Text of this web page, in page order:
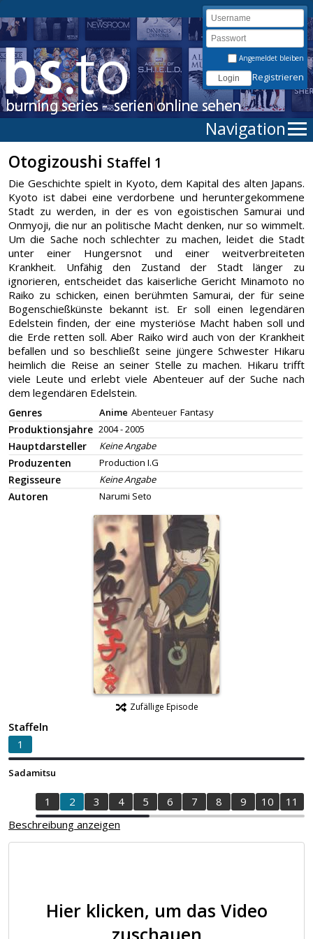
Angemeldet bleiben
Registrieren
Navigation
Otogizoushi Staffel 1
Die Geschichte spielt in Kyoto, dem Kapital des alten Japans.
Kyoto ist dabei eine verdorbene und heruntergekommene
Stadt zu werden, in der es von egoistischen Samurai und
Onmyoji, die nur an politische Macht denken, nur so wimmelt.
Um die Sache noch schlechter zu machen, leidet die Stadt
unter einer Hungersnot und einer weitverbreiteten
Krankheit. Unfähig den Zustand der Stadt länger zu
ignorieren, entscheidet das kaiserliche Gericht Minamoto no
Raiko zu schicken, einen berühmten Samurai, der für seine
Bogenschießkünste bekannt ist. Er soll einen legendären
Edelstein finden, der eine mysteriöse Macht haben soll und
die Erde retten soll. Aber Raiko wird auch von der Krankheit
befallen und so beschließt seine jüngere Schwester Hikaru
heimlich die Reise an seiner Stelle zu machen. Hikaru trifft
viele Leute und erlebt viele Abenteuer auf der Suche nach
dem legendären Edelstein.
Genres Anime Abenteuer Fantasy
Produktionsjahre 2004 - 2005
Hauptdarsteller Keine Angabe
Produzenten Production I.G
Regisseure Keine Angabe
Autoren Narumi Seto
Zufällige Episode
Staffeln
1
Sadamitsu
1 2 3 4 5 6 7 8 9 10 11
Beschreibung anzeigen
Hier klicken, um das Video
zuschauen